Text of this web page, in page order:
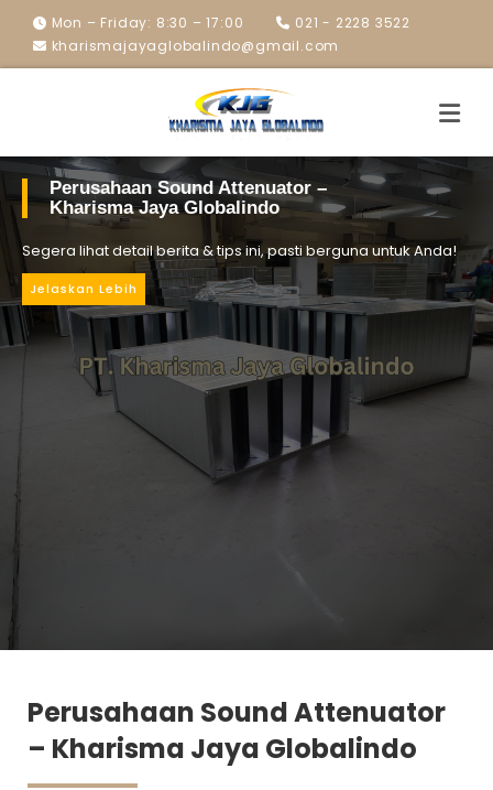
Mon – Friday: 8:30 – 17:00
021 - 2228 3522
kharismajayaglobalindo@gmail.com
Perusahaan Sound Attenuator –
Kharisma Jaya Globalindo
Segera lihat detail berita & tips ini, pasti berguna untuk Anda!
Jelaskan Lebih
Perusahaan Sound Attenuator
– Kharisma Jaya Globalindo